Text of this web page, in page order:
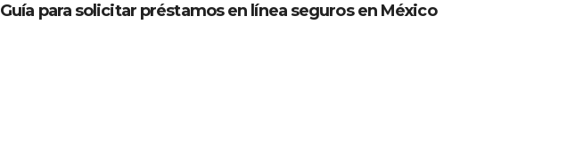
Guía para solicitar préstamos en línea seguros en México